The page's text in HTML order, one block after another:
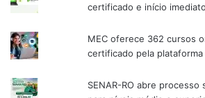
certificado e início imediato
MEC oferece 362 cursos
certificado pela
SENAR-RO abre processo